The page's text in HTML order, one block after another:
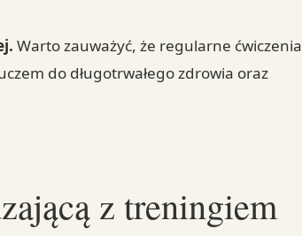
Warto zauważyć, że regularne ćwiczenia
do długotrwałego zdrowia oraz
z treningiem